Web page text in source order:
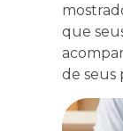
que
de seus